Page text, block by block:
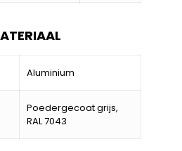
Aluminium
Poedergecoat grijs,
RAL 7043